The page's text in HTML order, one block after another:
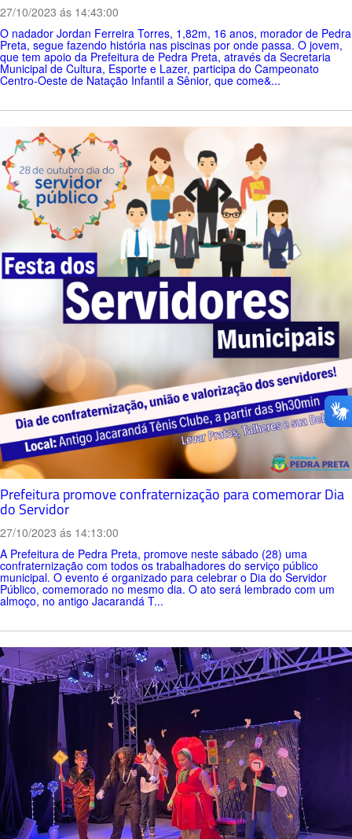
27/10/2023 ás 14:43:00
O nadador Jordan Ferreira Torres, 1,82m, 16 anos, morador de Pedra
Preta, segue fazendo história nas piscinas por onde passa. O jovem,
que tem apoio da Prefeitura de Pedra Preta, através da Secretaria
Municipal de Cultura, Esporte e Lazer, participa do Campeonato
Centro-Oeste de Natação Infantil a Sênior, que come&...
Prefeitura promove confraternização para comemorar Dia
do Servidor
27/10/2023 ás 14:13:00
A Prefeitura de Pedra Preta, promove neste sábado (28) uma
confraternização com todos os trabalhadores do serviço público
municipal. O evento é organizado para celebrar o Dia do Servidor
Público, comemorado no mesmo dia. O ato será lembrado com um
almoço, no antigo Jacarandá T...